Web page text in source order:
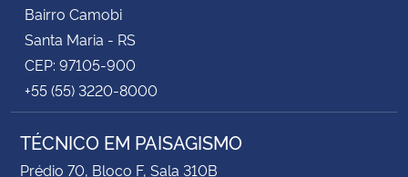
Bairro Camobi
Santa Maria - RS
CEP: 97105-900
+55 (55) 3220-8000
TÉCNICO EM PAISAGISMO
Prédio 70, Bloco F, Sala 310B